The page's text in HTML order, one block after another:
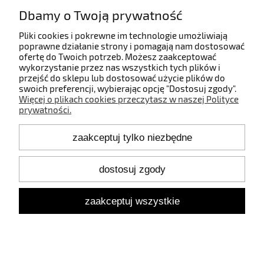
O nas
Kontakt
+48 660 808 853
Pon.-Pt. 9:00-17:00
Sob. 10:00-12:00
shop@idealbodylight.com.pl
Dbamy o Twoją prywatność
Pliki cookies i pokrewne im technologie umożliwiają
poprawne działanie strony i pomagają nam dostosować
ofertę do Twoich potrzeb. Możesz zaakceptować
wykorzystanie przez nas wszystkich tych plików i
przejść do sklepu lub dostosować użycie plików do
swoich preferencji, wybierając opcję "Dostosuj zgody".
Więcej o plikach cookies przeczytasz w naszej Polityce
prywatności.
zaakceptuj tylko niezbędne
dostosuj zgody
zaakceptuj wszystkie